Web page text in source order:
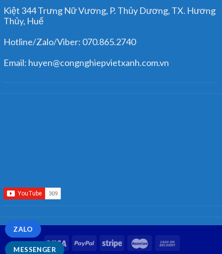
Kiệt 344 Trưng Nữ Vương, P. Thủy Dương, TX. Hương
Thủy, Huế
Hotline/Zalo/Viber: 070.865.2740
Email: huyen@congnghiepvietxanh.com.vn
MESSENGER
ZALO